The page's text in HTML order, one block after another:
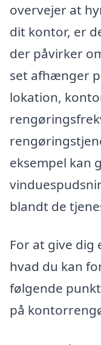
overvejer at
dit kontor, er
der påvirker
set afhænger
lokation,
eksempel kan
blandt de
For at give dig
hvad du kan
følgende
på